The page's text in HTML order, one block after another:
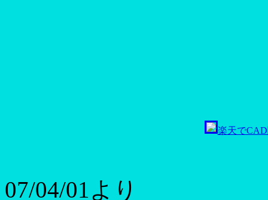
楽天で
07/04/01より